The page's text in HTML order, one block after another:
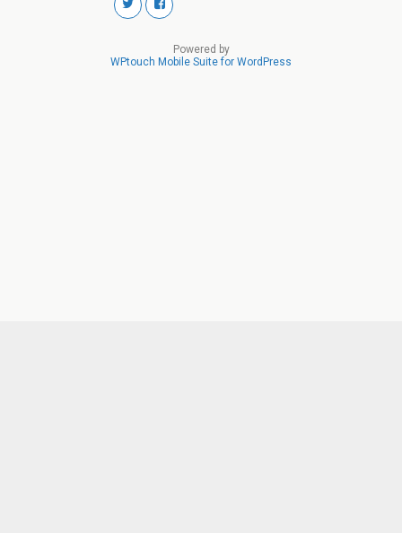
Powered by
WPtouch Mobile Suite for WordPress